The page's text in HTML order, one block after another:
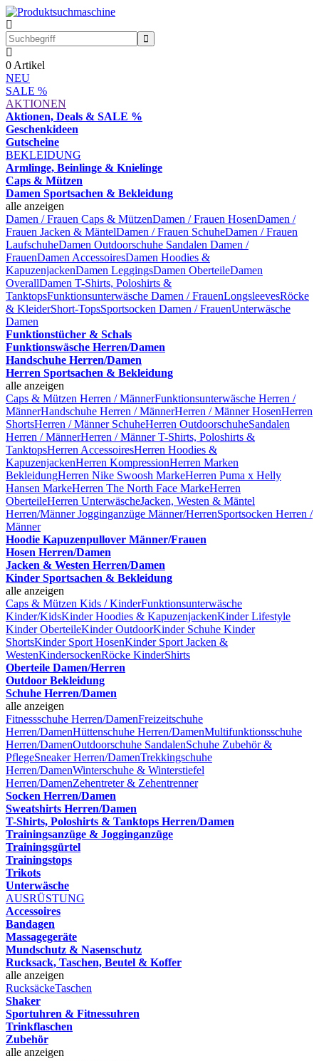
0 Artikel
NEU
SALE %
AKTIONEN
Aktionen, Deals & SALE %
Geschenkideen
Gutscheine
BEKLEIDUNG
Armlinge, Beinlinge & Knielinge
Caps & Mützen
Damen Sportsachen & Bekleidung
alle anzeigen
Damen / Frauen Caps & MützenDamen / Frauen HosenDamen /
Frauen Jacken & MäntelDamen / Frauen SchuheDamen / Frauen
LaufschuheDamen Outdoorschuhe Sandalen Damen /
FrauenDamen AccessoiresDamen Hoodies &
KapuzenjackenDamen LeggingsDamen OberteileDamen
OverallDamen T-Shirts, Poloshirts &
TanktopsFunktionsunterwäsche Damen / FrauenLongsleevesRöcke
& KleiderShort-TopsSportsocken Damen / FrauenUnterwäsche
Damen
Funktionstücher & Schals
Funktionswäsche Herren/Damen
Handschuhe Herren/Damen
Herren Sportsachen & Bekleidung
alle anzeigen
Caps & Mützen Herren / MännerFunktionsunterwäsche Herren /
MännerHandschuhe Herren / MännerHerren / Männer HosenHerren
ShortsHerren / Männer SchuheHerren OutdoorschuheSandalen
Herren / MännerHerren / Männer T-Shirts, Poloshirts &
TanktopsHerren AccessoiresHerren Hoodies &
KapuzenjackenHerren KompressionHerren Marken
BekleidungHerren Nike Swoosh MarkeHerren Puma x Helly
Hansen MarkeHerren The North Face MarkeHerren
OberteileHerren UnterwäscheJacken, Westen & Mäntel
Herren/MännerJogginganzüge Männer/HerrenSportsocken Herren /
Männer
Hoodie Kapuzenpullover Männer/Frauen
Hosen Herren/Damen
Jacken & Westen Herren/Damen
Kinder Sportsachen & Bekleidung
alle anzeigen
Caps & Mützen Kids / KinderFunktionsunterwäsche
Kinder/KidsKinder Hoodies & KapuzenjackenKinder Lifestyle
Kinder OberteileKinder OutdoorKinder Schuhe Kinder
ShortsKinder Sport HosenKinder Sport Jacken &
WestenKindersockenRöcke KinderShirts
Oberteile Damen/Herren
Outdoor Bekleidung
Schuhe Herren/Damen
alle anzeigen
Fitnessschuhe Herren/DamenFreizeitschuhe
Herren/DamenHüttenschuhe Herren/DamenMultifunktionsschuhe
Herren/DamenOutdoorschuhe SandalenSchuhe Zubehör &
PflegeSneaker Herren/DamenTrekkingschuhe
Herren/DamenWinterschuhe & Winterstiefel
Herren/DamenZehentreter & Zehentrenner
Socken Herren/Damen
Sweatshirts Herren/Damen
T-Shirts, Poloshirts & Tanktops Herren/Damen
Trainingsanzüge & Jogginganzüge
Trainingsgürtel
Trainingstops
Trikots
Unterwäsche
AUSRÜSTUNG
Accessoires
Bandagen
Massagegeräte
Mundschutz & Nasenschutz
Rucksack, Taschen, Beutel & Koffer
alle anzeigen
RucksäckeTaschen
Shaker
Sportuhren & Fitnessuhren
Trinkflaschen
Zubehör
alle anzeigen